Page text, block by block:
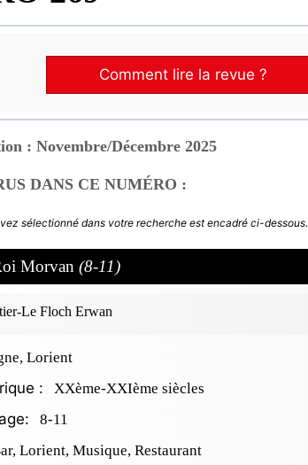
Comment lire la revue ?
: Novembre/Décembre 2025
DANS CE NUMÉRO :
sélectionné dans votre recherche est encadré ci-dessous.
Morvan (8-11)
Le Floch Erwan
Lorient
: XXème-XXIème siècles
8-11
Lorient, Musique, Restaurant